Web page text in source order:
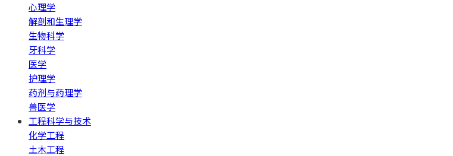
心理学
解剖和生理学
生物科学
牙科学
医学
护理学
药剂与药理学
兽医学
工程科学与技术
化学工程
土木工程